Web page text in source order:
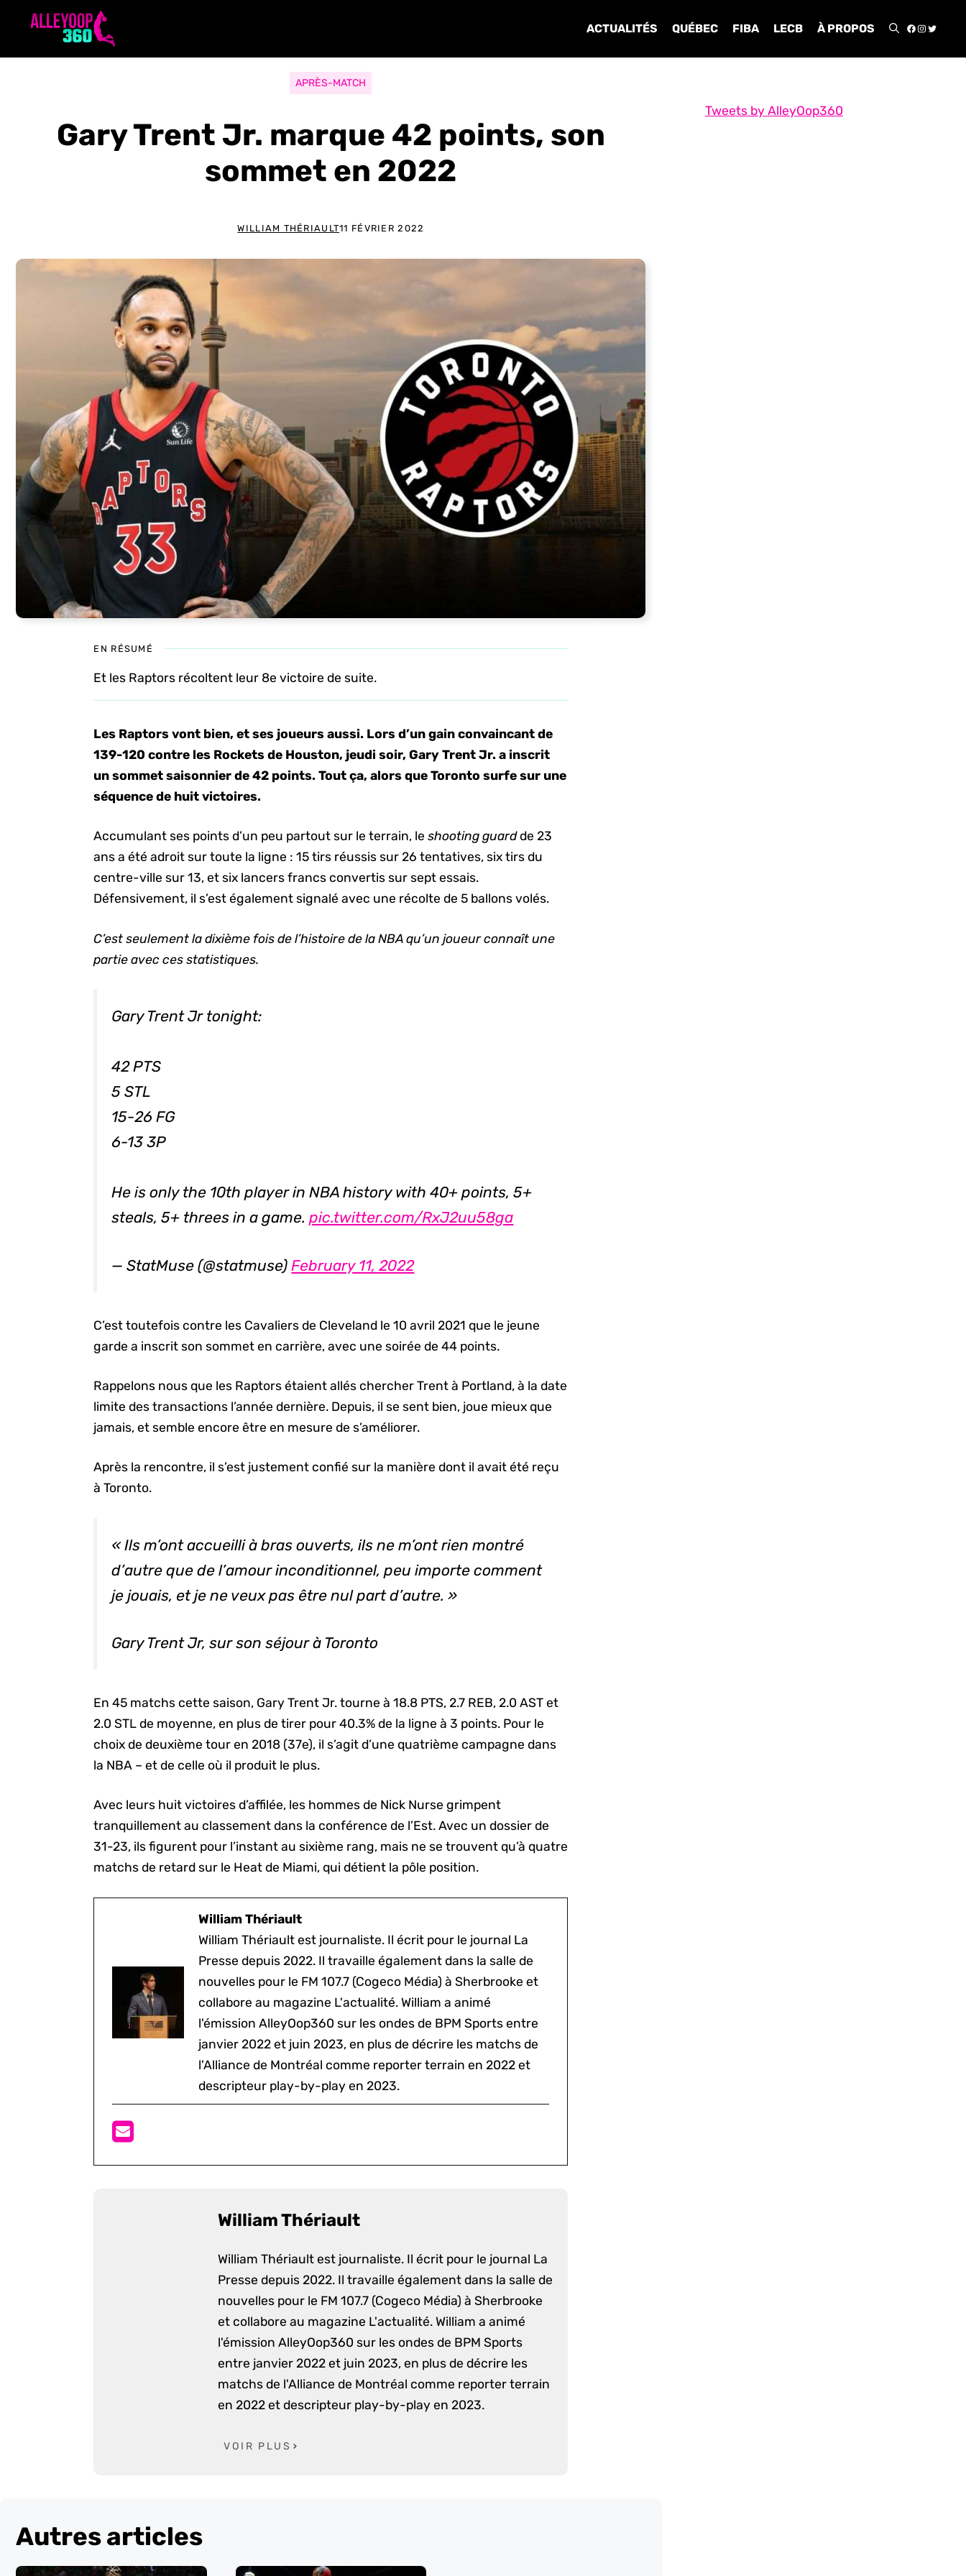
ACTUALITÉS QUÉBEC FIBA LECB À PROPOS
APRÈS-MATCH
Gary Trent Jr. marque 42 points, son
sommet en 2022
WILLIAM THÉRIAULT11 FÉVRIER 2022
EN RÉSUMÉ
Et les Raptors récoltent leur 8e victoire de suite.
Les Raptors vont bien, et ses joueurs aussi. Lors d’un gain convaincant de
139-120 contre les Rockets de Houston, jeudi soir, Gary Trent Jr. a inscrit
un sommet saisonnier de 42 points. Tout ça, alors que Toronto surfe sur une
séquence de huit victoires.
Accumulant ses points d’un peu partout sur le terrain, leshooting guardde 23
ans a été adroit sur toute la ligne : 15 tirs réussis sur 26 tentatives, six tirs du
centre-ville sur 13, et six lancers francs convertis sur sept essais.
Défensivement, il s’est également signalé avec une récolte de 5 ballons volés.
C’est seulement la dixième fois de l’histoire de la NBA qu’un joueur connaît une
partie avec ces statistiques.
Gary Trent Jr tonight:
42 PTS
5 STL
15-26 FG
6-13 3P
He is only the 10th player in NBA history with 40+ points, 5+
steals, 5+ threes in a game.pic.twitter.com/RxJ2uu58ga
— StatMuse (@statmuse)February 11, 2022
C’est toutefois contre les Cavaliers de Cleveland le 10 avril 2021 que le jeune
garde a inscrit son sommet en carrière, avec une soirée de 44 points.
Rappelons nous que les Raptors étaient allés chercher Trent à Portland, à la date
limite des transactions l’année dernière. Depuis, il se sent bien, joue mieux que
jamais, et semble encore être en mesure de s’améliorer.
Après la rencontre, il s’est justement confié sur la manière dont il avait été reçu
à Toronto.
« Ils m’ont accueilli à bras ouverts, ils ne m’ont rien montré
d’autre que de l’amour inconditionnel, peu importe comment
je jouais, et je ne veux pas être nul part d’autre. »
Gary Trent Jr, sur son séjour à Toronto
En 45 matchs cette saison, Gary Trent Jr. tourne à 18.8 PTS, 2.7 REB, 2.0 AST et
2.0 STL de moyenne, en plus de tirer pour 40.3% de la ligne à 3 points. Pour le
choix de deuxième tour en 2018 (37e), il s’agit d’une quatrième campagne dans
la NBA – et de celle où il produit le plus.
Avec leurs huit victoires d’affilée, les hommes de Nick Nurse grimpent
tranquillement au classement dans la conférence de l’Est. Avec un dossier de
31-23, ils figurent pour l’instant au sixième rang, mais ne se trouvent qu’à quatre
matchs de retard sur le Heat de Miami, qui détient la pôle position.
William Thériault
William Thériault est journaliste. Il écrit pour le journal La
Presse depuis 2022. Il travaille également dans la salle de
nouvelles pour le FM 107.7 (Cogeco Média) à Sherbrooke et
collabore au magazine L'actualité. William a animé
l'émission AlleyOop360 sur les ondes de BPM Sports entre
janvier 2022 et juin 2023, en plus de décrire les matchs de
l'Alliance de Montréal comme reporter terrain en 2022 et
descripteur play-by-play en 2023.
William Thériault
William Thériault est journaliste. Il écrit pour le journal La
Presse depuis 2022. Il travaille également dans la salle de
nouvelles pour le FM 107.7 (Cogeco Média) à Sherbrooke
et collabore au magazine L'actualité. William a animé
l'émission AlleyOop360 sur les ondes de BPM Sports
entre janvier 2022 et juin 2023, en plus de décrire les
matchs de l'Alliance de Montréal comme reporter terrain
en 2022 et descripteur play-by-play en 2023.
VOIR PLUS
Autres articles
Tweets by AlleyOop360